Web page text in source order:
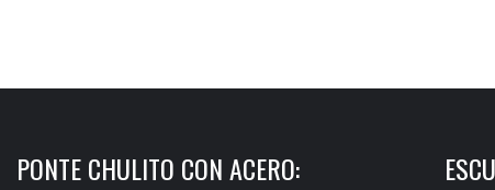
PONTE CHULITO CON ACERO: